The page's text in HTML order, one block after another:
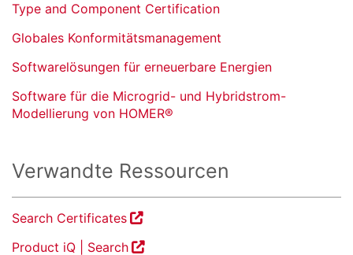
Type and Component Certification
Globales Konformitätsmanagement
Softwarelösungen für erneuerbare Energien
Software für die Microgrid- und Hybridstrom-
Modellierung von HOMER®
Verwandte Ressourcen
Search Certificates
Product iQ | Search